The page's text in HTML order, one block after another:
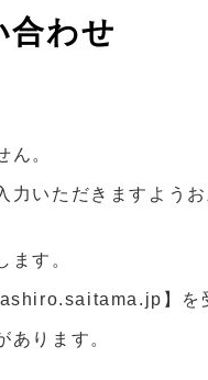
合わせ
ん。
いただきますよう
ます。
】を
ります。